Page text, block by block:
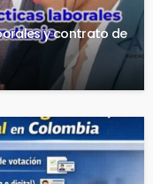
y contrato de